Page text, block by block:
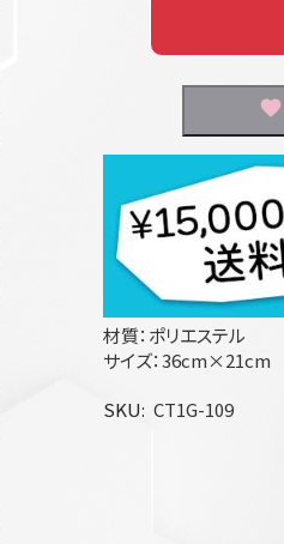
材質：ポリエステル
サイズ：36cm×21cm
SKU CT1G-109